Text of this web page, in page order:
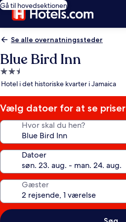
Gå til hovedsektionen
Se alle overnatningssteder
Blue Bird Inn
2.5-
stjernet
Hotel i det historiske kvarter i Jamaica
Vælg datoer for at se priser
Hvor skal du hen?
Datoer
Gæster